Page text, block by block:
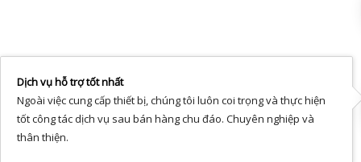
Dịch vụ hỗ trợ tốt nhất
Ngoài việc cung cấp thiết bị, chúng tôi luôn coi trọng và thực hiện
tốt công tác dịch vụ sau bán hàng chu đáo. Chuyên nghiệp và
thân thiện.